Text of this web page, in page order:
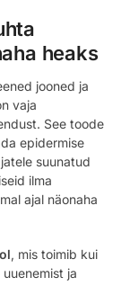
heaks
jooned ja
vaja
See toode
epidermise
suunatud
ilma
ajal näonaha
, mis toimib kui
ja